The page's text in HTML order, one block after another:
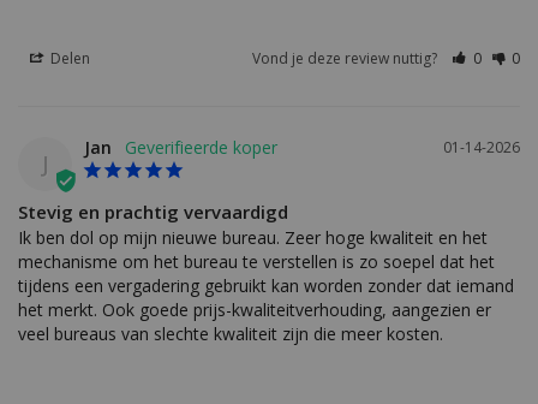
Delen Vond je deze review nuttig? 0 0
J
01-14-2026
Jan
Stevig en prachtig vervaardigd
Ik ben dol op mijn nieuwe bureau. Zeer hoge kwaliteit en het
mechanisme om het bureau te verstellen is zo soepel dat het
tijdens een vergadering gebruikt kan worden zonder dat iemand
het merkt. Ook goede prijs-kwaliteitverhouding, aangezien er
veel bureaus van slechte kwaliteit zijn die meer kosten.